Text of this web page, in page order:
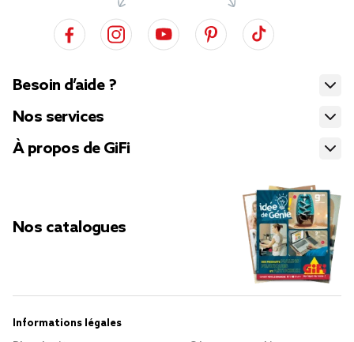
Besoin d’aide ?
Nos services
À propos de GiFi
Nos catalogues
Informations légales